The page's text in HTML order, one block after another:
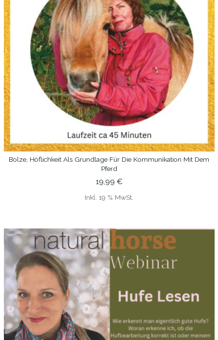
IN DEN WARENKORB
Bolze, Höflichkeit Als Grundlage Für Die Kommunikation Mit Dem
Pferd
19,99 €
Inkl. 19 % MwSt.